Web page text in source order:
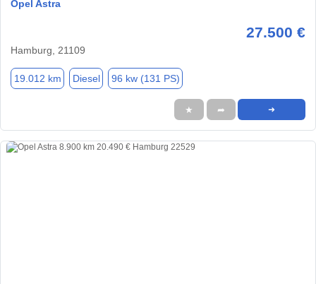
Opel Astra
27.500 €
Hamburg, 21109
19.012 km Diesel 96 kw (131 PS)
★ ➦ ➜